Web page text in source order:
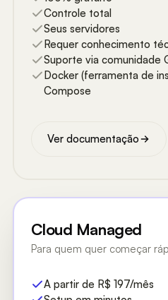
Controle total
Seus servidores
Requer conhecimento
Suporte via comunidade
Docker (ferramenta de
Compose
Ver documentação
Cloud Managed
Para quem quer começar
A partir de R$ 197/mês